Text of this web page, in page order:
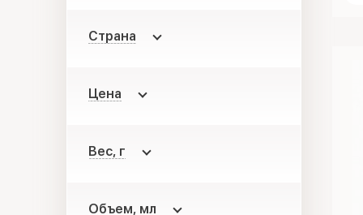
Страна
Цена
Вес, г
Объем, мл